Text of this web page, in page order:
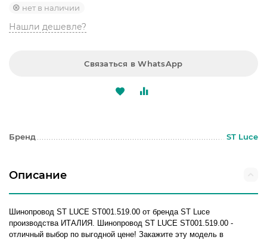
нет в наличии
Нашли дешевле?
Связаться в WhatsApp
Бренд ST Luce
Описание
Шинопровод ST LUCE ST001.519.00 от бренда ST Luce
производства ИТАЛИЯ. Шинопровод ST LUCE ST001.519.00 -
отличный выбор по выгодной цене! Закажите эту модель в
КОМПЛЕКТУЮЩИЕ